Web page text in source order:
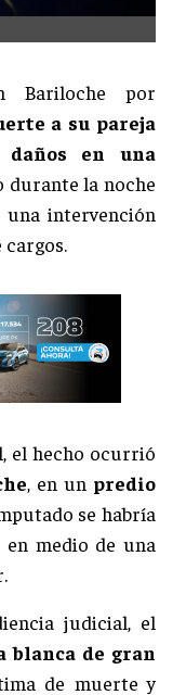
Bariloche por
a su pareja
en una
durante la noche
intervención
el hecho ocurrió
, en un predio
se habría
medio de una
judicial, el
blanca de gran
de muerte y